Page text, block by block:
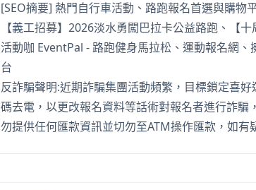
[SEO摘要] 熱門自行車活動、路跑報名首選與購物
【義工招募】2026淡水勇闖巴拉卡公益路跑、【
活動咖 EventPal - 路跑健身馬拉松、運動報名網
台
反詐騙聲明:近期詐騙集團活動頻繁，目標鎖定喜
碼去電，以更改報名資料等話術對報名者進行詐
勿提供任何匯款資訊並切勿至ATM操作匯款，如有